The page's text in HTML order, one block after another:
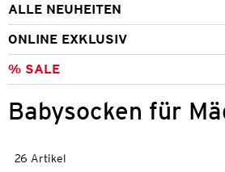
ALLE NEUHEITEN
ONLINE EXKLUSIV
% SALE
Babysocken für
26 Artikel